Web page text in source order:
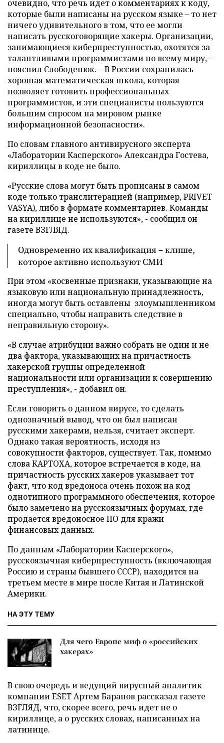
очевидно, что речь идет о комментариях к коду,
которые были написаны на русском языке – то нет
ничего удивительного в том, что ее могли
написать русскоговорящие хакеры. Организации,
занимающиеся киберпреступностью, охотятся за
талантливыми программистами по всему миру, –
пояснил Слободенюк. – В России сохранилась
хорошая математическая школа, которая
позволяет готовить профессиональных
программистов, и эти специалисты пользуются
большим спросом на мировом рынке
информационной безопасности».
По словам главного антивирусного эксперта
«Лаборатории Касперского» Александра Гостева,
кириллицы в коде не было.
«Русские слова могут быть прописаны в самом
коде только транслитерацией (например, PRIVET
VASYA), либо в формате комментариев. Команды
на кириллице не используются», - сообщил он
газете ВЗГЛЯД.
Одновременно их квалификация – клише,
которое активно используют СМИ
При этом «косвенные признаки, указывающие на
языковую или национальную принадлежность,
иногда могут быть оставлены злоумышленником
специально, чтобы направить следствие в
неправильную сторону».
«В случае атрибуции важно собрать не один и не
два фактора, указывающих на причастность
хакерской группы определенной
национальности или организации к совершению
преступления», - добавил он.
Если говорить о данном вирусе, то сделать
однозначный вывод, что он был написан
русскими хакерами, нельзя, считает эксперт.
Однако такая вероятность, исходя из
совокупности факторов, существует. Так, помимо
слова KAPTOХА, которое встречается в коде, на
причастность русских хакеров указывает тот
факт, что код вредоноса очень похож на код
однотипного программного обеспечения, которое
было замечено на русскоязычных форумах, где
продается вредоносное ПО для кражи
финансовых данных.
По данным «Лаборатории Касперского»,
русскоязычная киберпреступность (включающая
Россию и страны бывшего СССР), находится на
третьем месте в мире после Китая и Латинской
Америки.
НА ЭТУ ТЕМУ
Для чего Европе миф о «российских
хакерах»
В свою очередь и ведущий вирусный аналитик
компании ESET Артем Баранов рассказал газете
ВЗГЛЯД, что, скорее всего, речь идет не о
кириллице, а о русских словах, написанных на
латинице.